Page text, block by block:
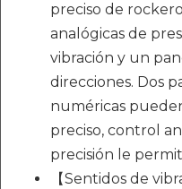
preciso de
analógicas de
vibración y un
direcciones. Dos
numéricas
preciso, control
precisión le
【Sentidos de